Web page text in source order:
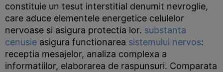
constituie un tesut interstitial denumit nevroglie,
care aduce elementele energetice celulelor
nervoase si asigura protectia lor. substanta
cenusie asigura functionarea sistemului nervos:
receptia mesajelor, analiza complexa a
informatiilor, elaborarea de raspunsuri. Comparata